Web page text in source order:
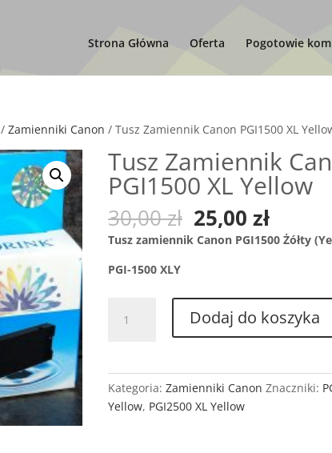
Strona Główna Oferta Pogotowie
/Zamienniki Canon / Tusz Zamiennik Canon PGI1500 XL
Tusz Zamiennik
PGI1500 XL Yellow
30,00zł Pierwotna
cena
wynosiła:
25,00zł
cena
Tusz zamiennik Canon PGI1500 Żółty
PGI-1500 XLY
Tusz
PGI1500
Dodaj do koszyka
Kategoria:Zamienniki Canon Znaczniki:
Yellow, PGI2500 XL Yellow